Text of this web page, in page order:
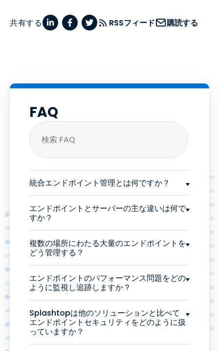
共有する RSSフィード 購読する
FAQ
統合エンドポイント管理とは何ですか？
エンドポイントとサーバーの主な違いは何で
すか？
複数の場所にわたる大量のエンドポイントを
どう管理する？
エンドポイントのパフォーマンス問題をどの
ように監視し追跡しますか？
Splashtopは他のソリューションと比べて
エンドポイントセキュリティをどのように扱
っていますか？